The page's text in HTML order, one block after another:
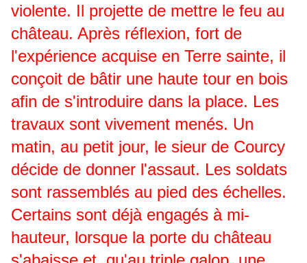
violente. Il projette de mettre le feu au
château. Après réflexion, fort de
l'expérience acquise en Terre sainte, il
conçoit de bâtir une haute tour en bois
afin de s'introduire dans la place. Les
travaux sont vivement menés. Un
matin, au petit jour, le sieur de Courcy
décide de donner l'assaut. Les soldats
sont rassemblés au pied des échelles.
Certains sont déjà engagés à mi-
hauteur, lorsque la porte du château